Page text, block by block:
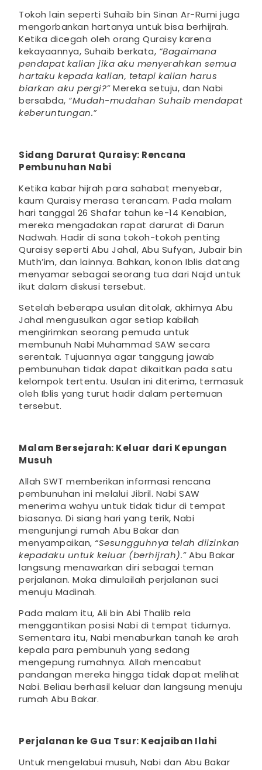
Tokoh lain seperti Suhaib bin Sinan Ar-Rumi juga
mengorbankan hartanya untuk bisa berhijrah.
Ketika dicegah oleh orang Quraisy karena
kekayaannya, Suhaib berkata, “Bagaimana
pendapat kalian jika aku menyerahkan semua
hartaku kepada kalian, tetapi kalian harus
biarkan aku pergi?”Mereka setuju, dan Nabi
bersabda, “Mudah-mudahan Suhaib mendapat
keberuntungan.”
Sidang Darurat Quraisy: Rencana
Pembunuhan Nabi
Ketika kabar hijrah para sahabat menyebar,
kaum Quraisy merasa terancam. Pada malam
hari tanggal 26 Shafar tahun ke-14 Kenabian,
mereka mengadakan rapat darurat di Darun
Nadwah. Hadir di sana tokoh-tokoh penting
Quraisy seperti Abu Jahal, Abu Sufyan, Jubair bin
Muth’im, dan lainnya. Bahkan, konon Iblis datang
menyamar sebagai seorang tua dari Najd untuk
ikut dalam diskusi tersebut.
Setelah beberapa usulan ditolak, akhirnya Abu
Jahal mengusulkan agar setiap kabilah
mengirimkan seorang pemuda untuk
membunuh Nabi Muhammad SAW secara
serentak. Tujuannya agar tanggung jawab
pembunuhan tidak dapat dikaitkan pada satu
kelompok tertentu. Usulan ini diterima, termasuk
oleh Iblis yang turut hadir dalam pertemuan
tersebut.
Malam Bersejarah: Keluar dari Kepungan
Musuh
Allah SWT memberikan informasi rencana
pembunuhan ini melalui Jibril. Nabi SAW
menerima wahyu untuk tidak tidur di tempat
biasanya. Di siang hari yang terik, Nabi
mengunjungi rumah Abu Bakar dan
menyampaikan, “Sesungguhnya telah diizinkan
kepadaku untuk keluar (berhijrah).”Abu Bakar
langsung menawarkan diri sebagai teman
perjalanan. Maka dimulailah perjalanan suci
menuju Madinah.
Pada malam itu, Ali bin Abi Thalib rela
menggantikan posisi Nabi di tempat tidurnya.
Sementara itu, Nabi menaburkan tanah ke arah
kepala para pembunuh yang sedang
mengepung rumahnya. Allah mencabut
pandangan mereka hingga tidak dapat melihat
Nabi. Beliau berhasil keluar dan langsung menuju
rumah Abu Bakar.
Perjalanan ke Gua Tsur: Keajaiban Ilahi
Untuk mengelabui musuh, Nabi dan Abu Bakar